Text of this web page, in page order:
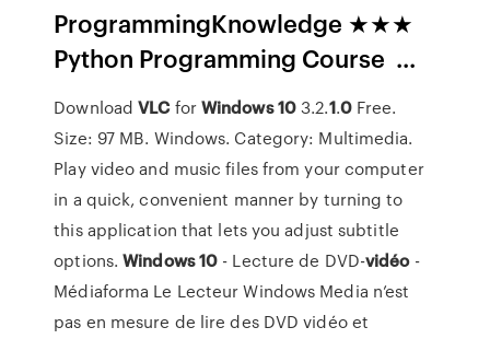
ProgrammingKnowledge ★★★
Python Programming Course ️ ...
DownloadVLCforWindows 103.2.1.0Free.
Size: 97 MB. Windows. Category: Multimedia.
Play video and music files from your computer
in a quick, convenient manner by turning to
this application that lets you adjust subtitle
options.Windows10 - Lecture de DVD-vidéo-
Médiaforma Le Lecteur Windows Media n’est
pas en mesure de lire des DVD vidéo et